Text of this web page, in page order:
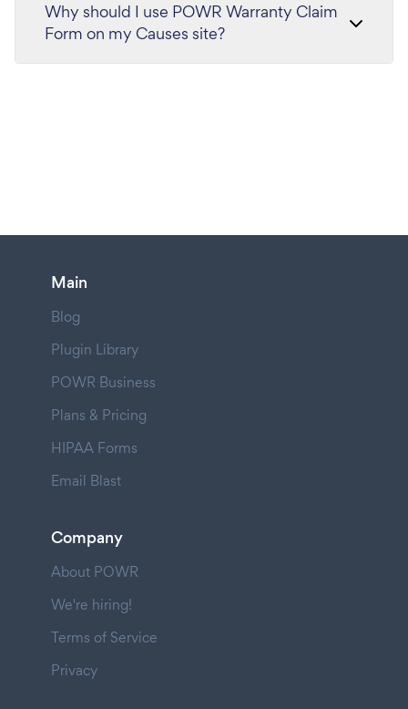
Why should I use POWR Warranty Claim
Form on my Causes site?
Main
Blog
Plugin Library
POWR Business
Plans & Pricing
HIPAA Forms
Email Blast
Company
About POWR
We're hiring!
Terms of Service
Privacy